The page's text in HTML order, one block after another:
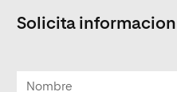
Solicita informacion